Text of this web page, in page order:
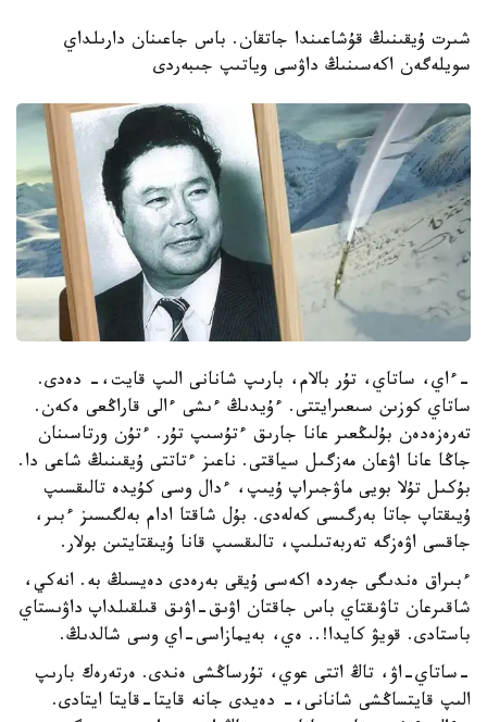
شىرت ۇيقىنىڭ قۇشاعىندا جاتقان. باس جاعىنان دارىلداي
سويلەگەن اكەسىنىڭ داۋسى وياتىپ جىبەردى
-ءاي، ساتاي، تۇر بالام، بارىپ شانانى الىپ قايت،- دەدى.
ساتاي كوزىن سىعىرايتتى. ءۇيدىڭ ءىشى ءالى قاراڭعى ەكەن.
تەرەزەدەن بۇلىڭعىر عانا جارىق ءتۇسىپ تۇر. ءتۇن ورتاسىنان
جاڭا عانا اۋعان مەزگىل سياقتى. ناعىز ءتاتتى ۇيقىنىڭ شاعى دا.
بۇكىل تۇلا بويى ماۋجىراپ ۇيىپ، ءدال وسى كۇيدە تالىقسىپ
ۇيىقتاپ جاتا بەرگىسى كەلەدى. بۇل شاقتا ادام بەلگىسىز ءبىر،
جاقسى اۋەزگە تەربەتىلىپ، تالىقسىپ قانا ۇيىقتايتىن بولار.
ءبىراق ەندىگى جەردە اكەسى ۇيقى بەرەدى دەيسىڭ بە. انەكي،
شاقىرعان تاۋىقتاي باس جاقتان اۋىق-اۋىق قىلقىلداپ داۋىستاي
باستادى. قويۋ كايدا!.. ەي، بەيمازاسى-اي وسى شالدىڭ.
-ساتاي-اۋ، تاڭ اتتى عوي، تۇرساڭشى ەندى. ەرتەرەك بارىپ
الىپ قايتساڭشى شانانى،- دەيدى جانە قايتا-قايتا ايتادى.